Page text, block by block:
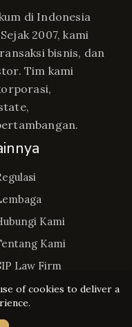
di Indonesia
2007, kami
bisnis, dan
Tim kami
Kami
Kami
Law Firm
of cookies to deliver a